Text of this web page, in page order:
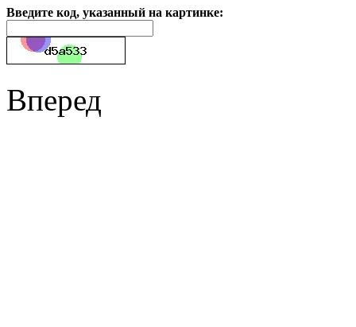
Введите код, указанный на картинке:
Вперед